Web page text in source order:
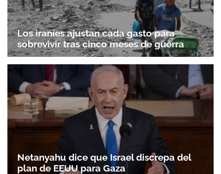
Los iraníes ajustan cada gasto para
sobrevivir tras cinco meses de guerra
Netanyahu dice que Israel discrepa del
plan de EEUU para Gaza